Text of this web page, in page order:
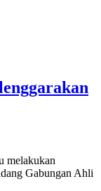
melakukan
Gabungan Ahli